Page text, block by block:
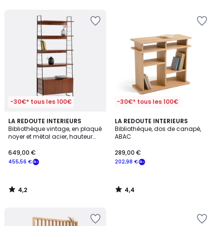
-30€* tous les 100€
LA REDOUTE INTERIEURS
Bibliothèque vintage, en plaqué
noyer et métal acier, hauteur
455,56 €
649,00 €
4,2
/ 5
4,2
/
-30€* tous les 100€
LA REDOUTE INTERIEURS
Bibliothèque, dos de canapé,
ABAC
202,98 €
289,00 €
4,4
/ 5
4,4
/